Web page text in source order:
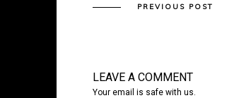
PREVIOUS POST
LEAVE A COMMENT
Your email is safe with us.